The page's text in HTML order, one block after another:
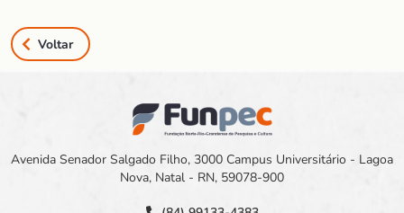
Voltar
Avenida Senador Salgado Filho, 3000 Campus Universitário - Lagoa
Nova, Natal - RN, 59078-900